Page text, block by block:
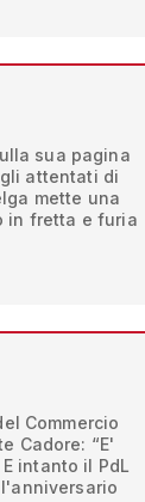
sua pagina
attentati di
mette una
in fretta e furia
Commercio
Cadore: “E'
intanto il PdL